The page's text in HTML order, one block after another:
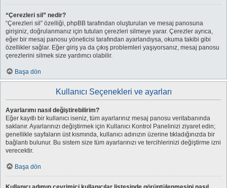
“Çerezleri sil” nedir?
“Çerezleri sil” özelliği, phpBB tarafından oluşturulan ve mesaj panosuna
girişiniz, doğrulanmanız için tutulan çerezleri silmeye yarar. Çerezler ayrıca,
eğer bir mesaj panosu yöneticisi tarafından ayarlandıysa, okuma takibi gibi
özellikler sağlar. Eğer giriş ya da çıkış problemleri yaşıyorsanız, mesaj panosu
çerezlerini silmek size yardımcı olabilir.
Başa dön
Kullanıcı Seçenekleri ve ayarları
Ayarlarımı nasıl değiştirebilirim?
Eğer kayıtlı bir kullanıcı iseniz, tüm ayarlarınız mesaj panosu veritabanında
saklanır. Ayarlarınızı değiştirmek için Kullanıcı Kontrol Panelinizi ziyaret edin;
genellikle sayfaların üst kısmında, kullanıcı adınızın üzerine tıkladığınızda bir
bağlantı bulunur. Bu sistem size tüm ayarlarınızı ve tercihlerinizi değiştirme izni
verecektir.
Başa dön